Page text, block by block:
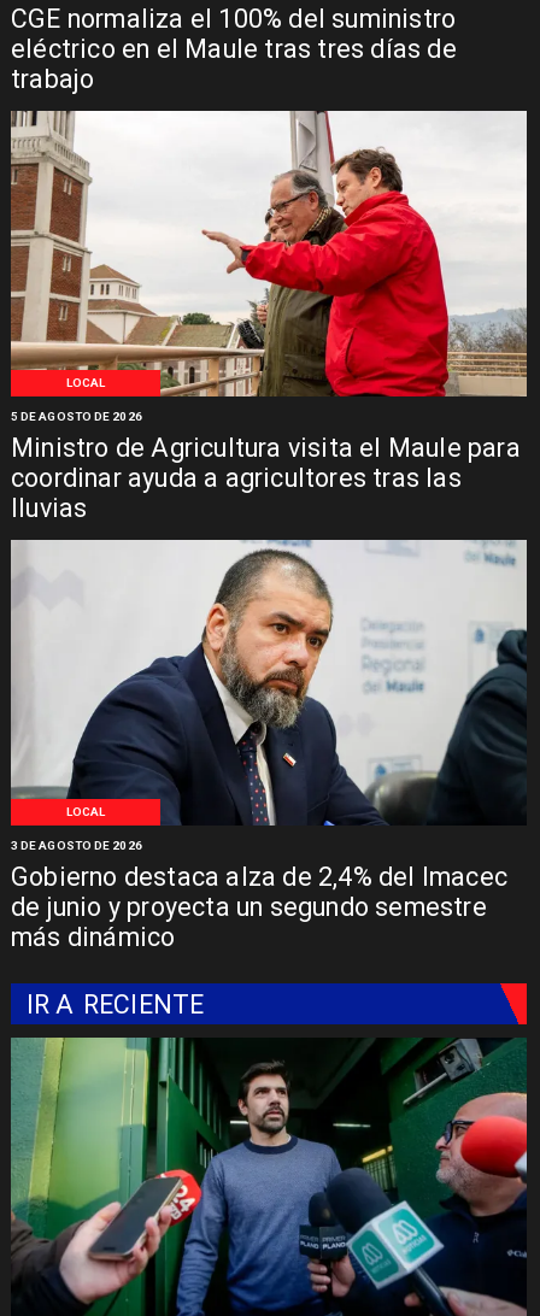
CGE normaliza el 100% del suministro
eléctrico en el Maule tras tres días de
trabajo
LOCAL
Ministro de Agricultura visita el Maule para
coordinar ayuda a agricultores tras las
lluvias
5 DE AGOSTO DE 2026
LOCAL
Gobierno destaca alza de 2,4% del Imacec
de junio y proyecta un segundo semestre
más dinámico
3 DE AGOSTO DE 2026
IR A RECIENTE